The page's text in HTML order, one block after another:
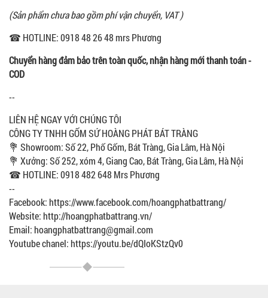
(Sản phẩm chưa bao gồm phí vận chuyển, VAT )
☎ HOTLINE: 0918 48 26 48 mrs Phương
Chuyển hàng đảm bảo trên toàn quốc, nhận hàng mới thanh toán -
COD
--
LIÊN HỆ NGAY VỚI CHÚNG TÔI
CÔNG TY TNHH GỐM SỨ HOÀNG PHÁT BÁT TRÀNG
💐 Showroom: Số 22, Phố Gốm, Bát Tràng, Gia Lâm, Hà Nội
💐 Xưởng: Số 252, xóm 4, Giang Cao, Bát Tràng, Gia Lâm, Hà Nội
☎ HOTLINE: 0918 482 648 Mrs Phương
--
Facebook: https://www.facebook.com/hoangphatbattrang/
Website: http://hoangphatbattrang.vn/
Email: hoangphatbattrang@gmail.com
Youtube chanel: https://youtu.be/dQIoKStzQv0